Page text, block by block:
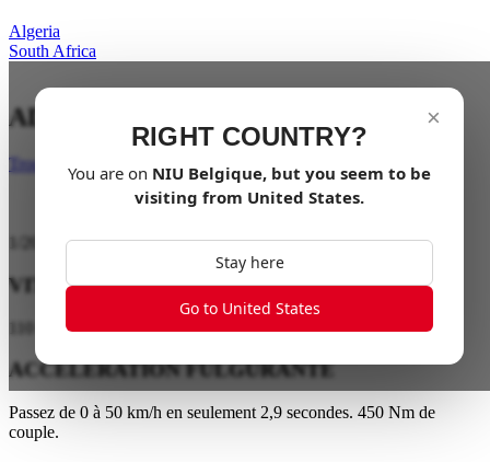
Algeria
South Africa
×
RIGHT COUNTRY?
You are on NIU Belgique, but you seem to be
visiting from United States.
Stay here
Go to United States
ADRÉNALINE 100% ÉLECTRIQUE
Trouver un revendeur
VITESSE MAXIMALE 110 km/h
110 km/h avec un moteur de 7500W
ACCÉLÉRATION FULGURANTE
Passez de 0 à 50 km/h en seulement 2,9 secondes. 450 Nm de
couple.